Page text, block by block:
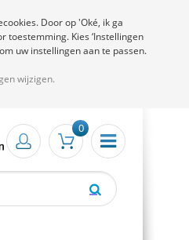
0
Door op 'Oké, ik ga
toestemming. Kies ‘Instellingen
uw instellingen aan te passen.
wijzigen.